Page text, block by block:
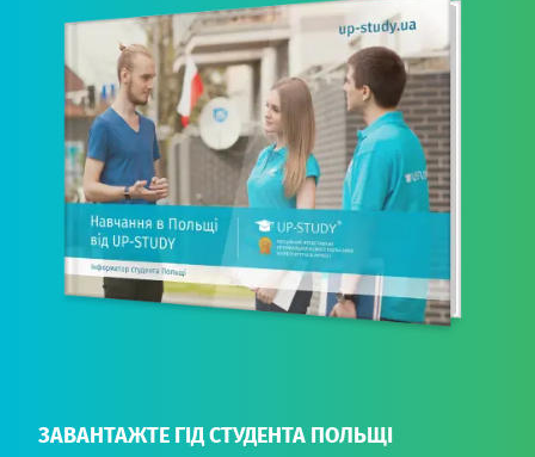
ЗАВАНТАЖТЕ ГІД СТУДЕНТА ПОЛЬЩІ